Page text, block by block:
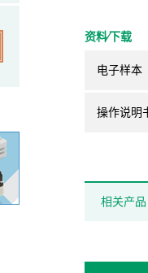
资料⁄下载
电子样本
操作说明
相关产品